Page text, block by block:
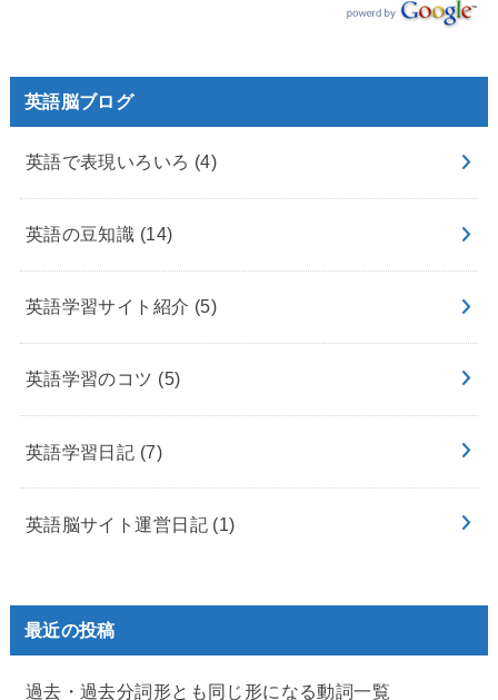
英語脳ブログ
英語で表現いろいろ (4)
英語の豆知識 (14)
英語学習サイト紹介 (5)
英語学習のコツ (5)
英語学習日記 (7)
英語脳サイト運営日記 (1)
最近の投稿
過去・過去分詞形とも同じ形になる動詞一覧